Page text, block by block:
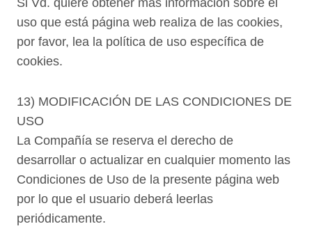
Si Vd. quiere obtener más información sobre el
uso que está página web realiza de las cookies,
por favor, lea la política de uso específica de
cookies.
13) MODIFICACIÓN DE LAS CONDICIONES DE
USO
La Compañía se reserva el derecho de
desarrollar o actualizar en cualquier momento las
Condiciones de Uso de la presente página web
por lo que el usuario deberá leerlas
periódicamente.